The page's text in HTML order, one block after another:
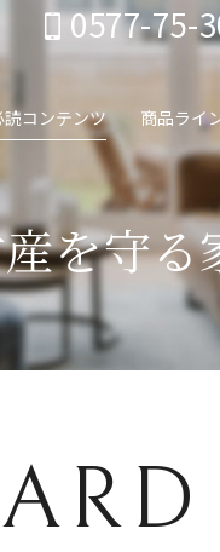
を守る
読コンテンツ 商品ライ
0577-75-